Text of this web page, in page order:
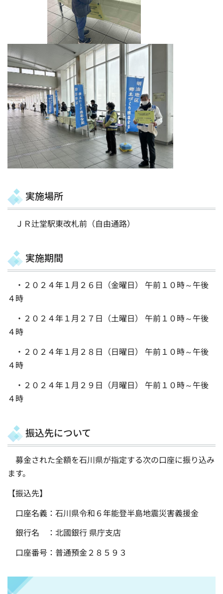
実施場所
ＪＲ辻堂駅東改札前（自由通路）
実施期間
・２０２４年１月２６日（金曜日） 午前１０時～午後
４時
・２０２４年１月２７日（土曜日） 午前１０時～午後
４時
・２０２４年１月２８日（日曜日） 午前１０時～午後
４時
・２０２４年１月２９日（月曜日） 午前１０時～午後
４時
振込先について
募金された全額を石川県が指定する次の口座に振り込み
ます。
【振込先】
口座名義：石川県令和６年能登半島地震災害義援金
銀行名 ：北國銀行 県庁支店
口座番号：普通預金２８５９３